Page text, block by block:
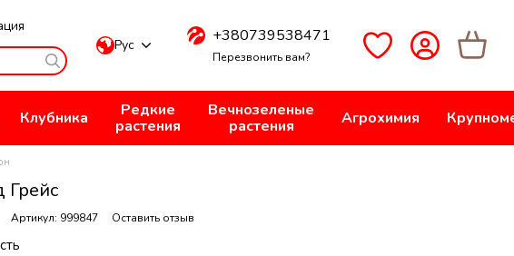
Рус +380739538471
Перезвонить вам?
Клубника
Редкие
растения
Вечнозеленые
растения
Агрохимия
Грейс
Артикул: 999847 Оставить отзыв